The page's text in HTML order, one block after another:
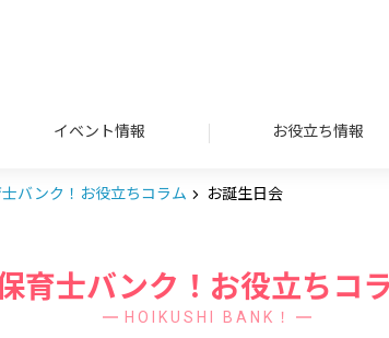
イベント情報 お役立ち情報
バンク！お役立ちコラム お誕生日会
育士バンク！お役立ちコ
HOIKUSHI BANK！